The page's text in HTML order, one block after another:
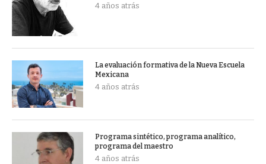
4 años atrás
La evaluación formativa de la Nueva Escuela
Mexicana
4 años atrás
Programa sintético, programa analítico,
programa del maestro
4 años atrás